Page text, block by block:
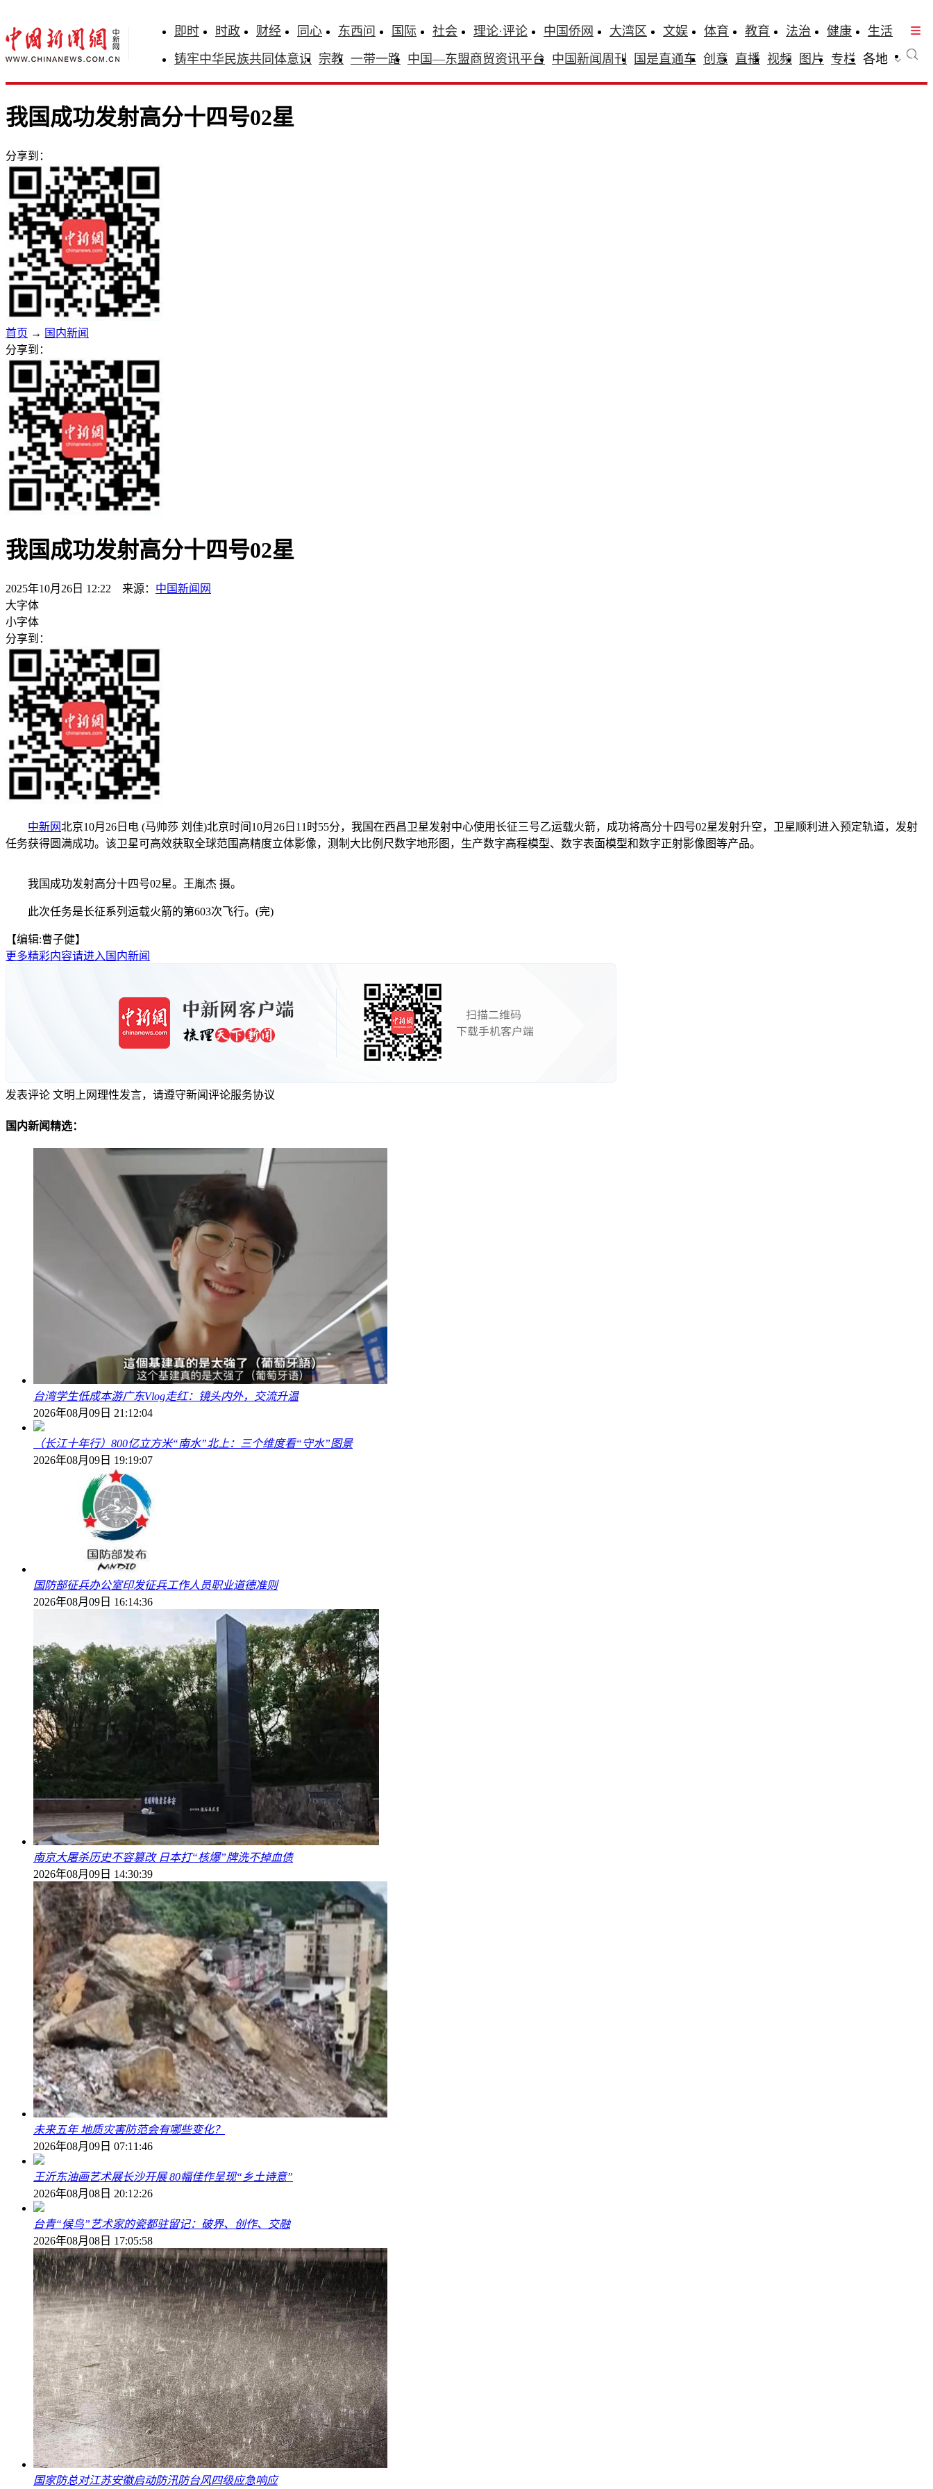
即时 时政 财经 同心 东西问 国际 社会 理论·评论 中国侨网 大湾区 文娱 体育 教育 法治 健康
生活
铸牢中华民族共同体意识 宗教 一带一路 中国—东盟商贸资讯平台 中国新闻周刊 国是直通车 创意 直播 视频 图片 专栏 各地
我国成功发射高分十四号02星
分享到：
首页 → 国内新闻
分享到：
我国成功发射高分十四号02星
2025年10月26日 12:22 来源： 中国新闻网
大字体
小字体
分享到：
中新网北京10月26日电 (马帅莎 刘佳)北京时间10月26日11时55分，我国在西昌卫星发射中心使用长征三号乙运载火箭，成功将高分十四号02星发射升空，卫星顺利进入预定轨道，发射
任务获得圆满成功。该卫星可高效获取全球范围高精度立体影像，测制大比例尺数字地形图，生产数字高程模型、数字表面模型和数字正射影像图等产品。
我国成功发射高分十四号02星。王胤杰 摄。
此次任务是长征系列运载火箭的第603次飞行。(完)
【编辑:曹子健】
更多精彩内容请进入国内新闻
发表评论 文明上网理性发言，请遵守新闻评论服务协议
国内新闻精选：
台湾学生低成本游广东Vlog走红：镜头内外，交流升温
2026年08月09日 21:12:04
（长江十年行）800亿立方米“南水”北上：三个维度看“守水”图景
2026年08月09日 19:19:07
国防部征兵办公室印发征兵工作人员职业道德准则
2026年08月09日 16:14:36
南京大屠杀历史不容篡改 日本打“核爆”牌洗不掉血债
2026年08月09日 14:30:39
未来五年 地质灾害防范会有哪些变化？
2026年08月09日 07:11:46
王沂东油画艺术展长沙开展 80幅佳作呈现“乡土诗意”
2026年08月08日 20:12:26
台青“候鸟”艺术家的瓷都驻留记：破界、创作、交融
2026年08月08日 17:05:58
国家防总对江苏安徽启动防汛防台风四级应急响应